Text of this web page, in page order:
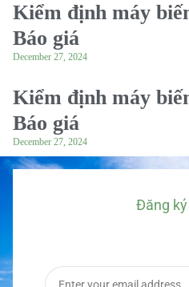
Kiểm định máy
Báo giá
December 27, 2024
Kiểm định máy
Báo giá
December 27, 2024
Đăng